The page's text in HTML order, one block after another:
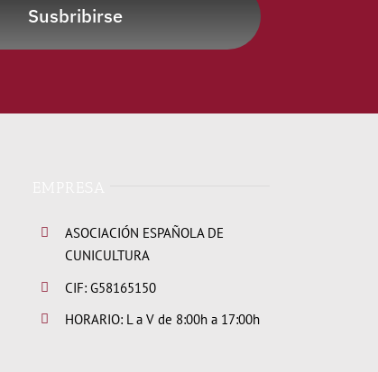
Susbribirse
ASOCIACIÓN ESPAÑOLA DE
CUNICULTURA
CIF: G58165150
HORARIO: L a V de 8:00h a 17:00h